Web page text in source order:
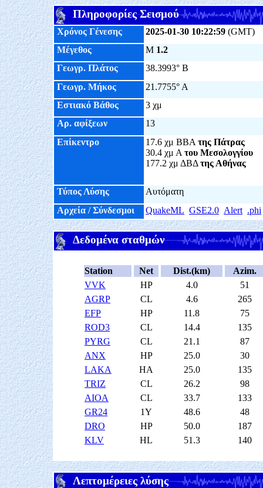
Πληροφορίες Σεισμού
Χρόνος Γένεσης 2025-01-30 10:22:59 (GMT)
Μέγεθος
M 1.2
Γεωγρ. Πλάτος
38.3993° Β
Γεωγρ. Μήκος
21.7755° Α
Εστιακό Βάθος
3 χμ
Αρ. αφίξεων
13
Επίκεντρο
17.6 χμ ΒΒΑ της Πάτρας
30.4 χμ Α του Μεσολογγίου
177.2 χμ ΔΒΔτης Αθήνας
Τύπος Λύσης
Αυτόματη
Αρχεία / Σύνδεσμοι
QuakeML GSE2.0 Alert .phi
Δεδομένα σταθμών
Station Net Dist.(km)
Azim.
VVK
HP 4.0
51
AGRP
CL 4.6
265
EFP
HP 11.8
75
ROD3
CL 14.4
135
PYRG
CL 21.1
87
ANX
HP 25.0
30
LAKA
HA 25.0
135
TRIZ
CL 26.2
98
AIOA
CL 33.7
133
GR24
1Y 48.6
48
DRO
HP 50.0
187
KLV
HL 51.3 140
Λεπτομέρειες λύσης